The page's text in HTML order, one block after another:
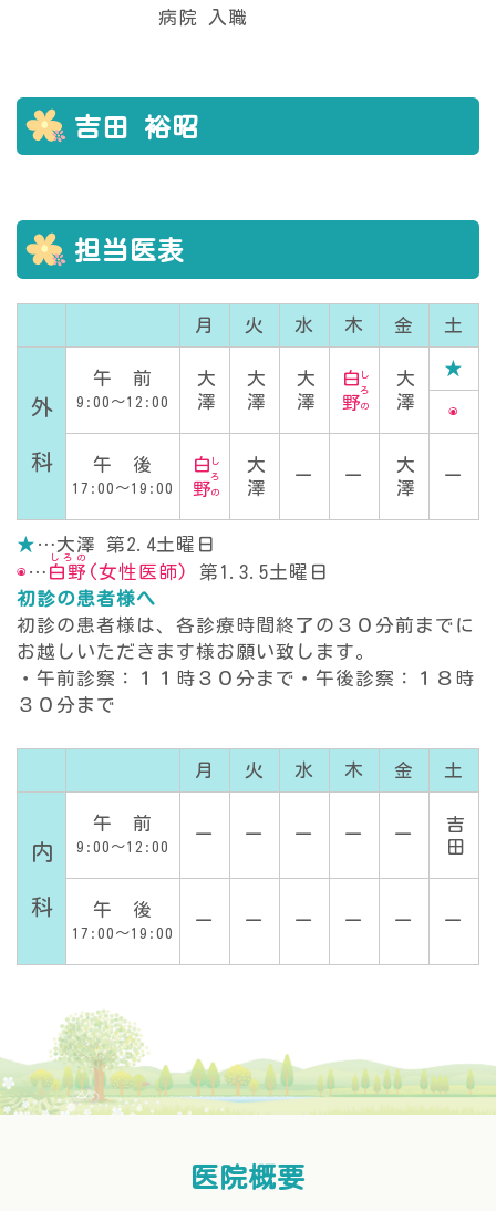
病院 入職
吉田 裕昭
担当医表
★ …大澤 第2.4土曜日
◉ … 白野
しろの
(女性医師)
第1.3.5土曜日
初診の患者様へ
初診の患者様は、各診療時間終了の３０分前までに
お越しいただきます様お願い致します。
・午前診察：１１時３０分まで・午後診察：１８時
３０分まで
月 火 水 木 金 土
外 科
午 前
9:00～12:00 大澤 大澤 大澤 白野しろの 大澤
★
◉
午 後
17:00～19:00 白野しろの 大澤 ー ー 大澤 ー
月 火 水 木 金 土
内 科
午 前
9:00～12:00
ー ー ー ー ー 吉田
午 後
17:00～19:00
ー ー ー ー ー ー
医院概要